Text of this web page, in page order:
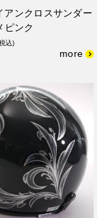
アンクロスサンダー
ピンク
込)